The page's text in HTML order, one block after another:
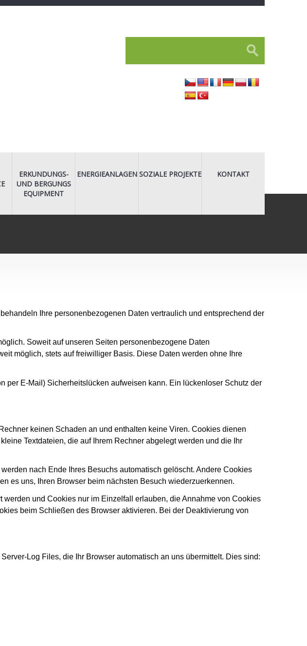
ERKUNDUNGS-
UND BERGUNGS
EQUIPMENT
ENERGIEANLAGEN SOZIALE PROJEKTE KONTAKT
Ihre personenbezogenen Daten vertraulich und entsprechend der
Soweit auf unseren Seiten personenbezogene Daten
möglich, stets auf freiwilliger Basis. Diese Daten werden ohne Ihre
per E-Mail) Sicherheitslücken aufweisen kann. Ein lückenloser Schutz der
keinen Schaden an und enthalten keine Viren. Cookies dienen
Textdateien, die auf Ihrem Rechner abgelegt werden und die Ihr
nach Ende Ihres Besuchs automatisch gelöscht. Andere Cookies
es uns, Ihren Browser beim nächsten Besuch wiederzuerkennen.
und Cookies nur im Einzelfall erlauben, die Annahme von Cookies
beim Schließen des Browser aktivieren. Bei der Deaktivierung von
Log Files, die Ihr Browser automatisch an uns übermittelt. Dies sind: